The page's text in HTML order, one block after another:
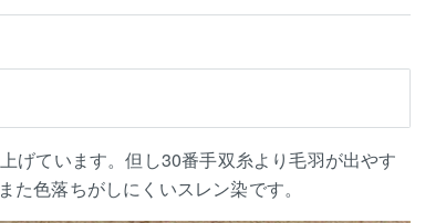
げています。但し30番手双糸より毛羽が出やす
色落ちがしにくいスレン染です。